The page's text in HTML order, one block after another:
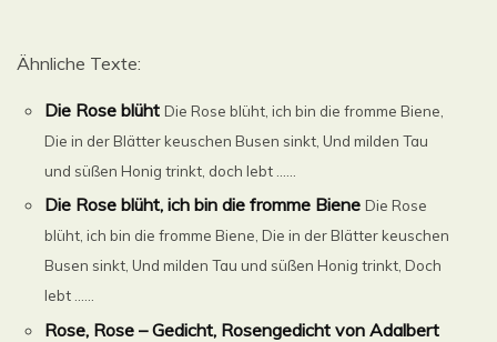
Ähnliche Texte:
Die Rose blüht Die Rose blüht, ich bin die fromme Biene,
Die in der Blätter keuschen Busen sinkt, Und milden Tau
und süßen Honig trinkt, doch lebt ......
Die Rose blüht, ich bin die fromme Biene Die Rose
blüht, ich bin die fromme Biene, Die in der Blätter keuschen
Busen sinkt, Und milden Tau und süßen Honig trinkt, Doch
lebt ......
Rose, Rose – Gedicht, Rosengedicht von Adalbert